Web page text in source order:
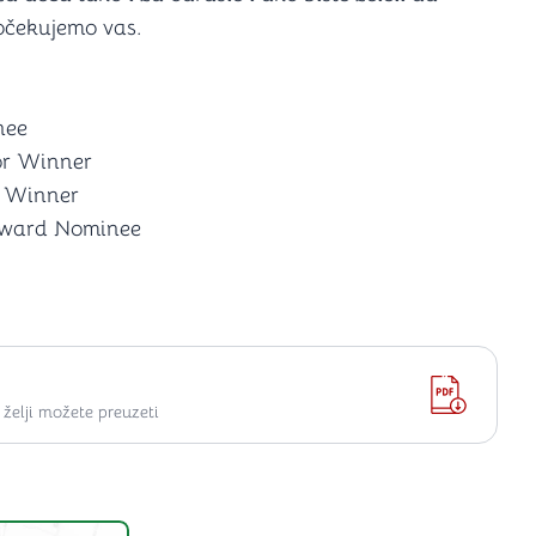
vas.
Winner
Winner
Nominee
možete preuzeti